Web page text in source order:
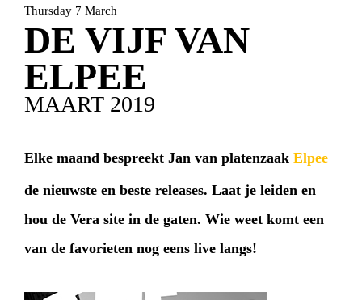
Thursday 7 March
DE VIJF VAN
ELPEE
MAART 2019
Elke maand bespreekt Jan van platenzaak Elpee
de nieuwste en beste releases. Laat je leiden en
hou de Vera site in de gaten. Wie weet komt een
van de favorieten nog eens live langs!